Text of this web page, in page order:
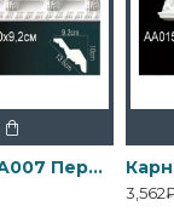
Карниз AA007 Перфект